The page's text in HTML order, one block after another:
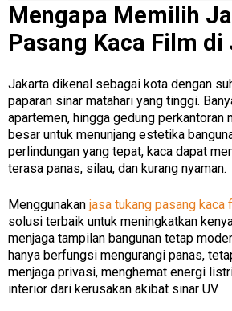
Mengapa Memilih
Pasang Kaca Film
Jakarta dikenal sebagai kota dengan
paparan sinar matahari yang tinggi.
apartemen, hingga gedung perkantoran
besar untuk menunjang estetika
perlindungan yang tepat, kaca dapat
terasa panas, silau, dan kurang nyaman.
Menggunakan jasa tukang pasang kaca
solusi terbaik untuk meningkatkan
menjaga tampilan bangunan tetap
hanya berfungsi mengurangi panas,
menjaga privasi, menghemat energi
interior dari kerusakan akibat sinar UV.